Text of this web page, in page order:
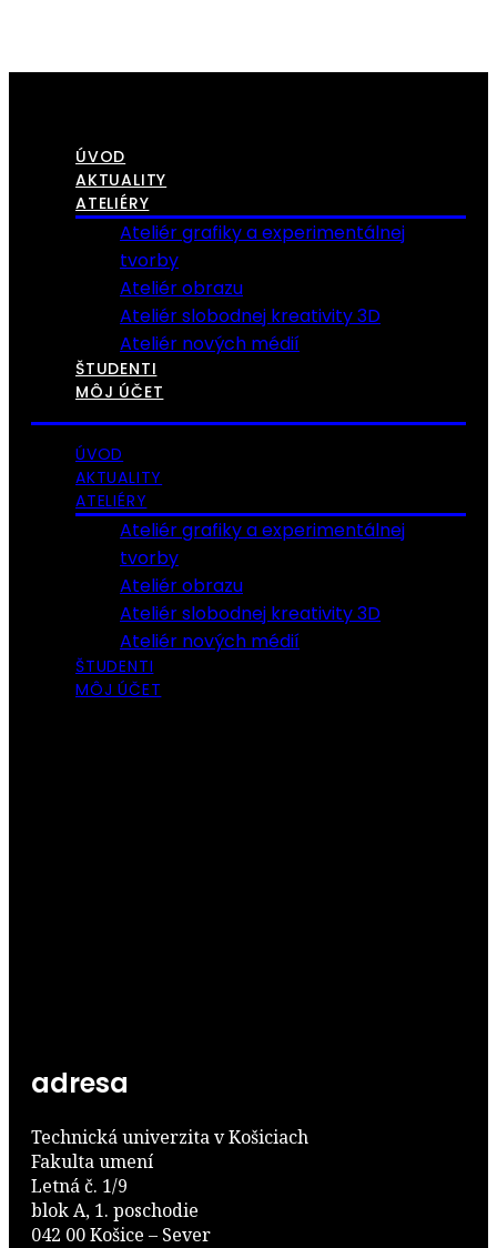
ÚVOD
AKTUALITY
ATELIÉRY
Ateliér grafiky a experimentálnej
tvorby
Ateliér obrazu
Ateliér slobodnej kreativity 3D
Ateliér nových médií
ŠTUDENTI
MÔJ ÚČET
ÚVOD
AKTUALITY
ATELIÉRY
Ateliér grafiky a experimentálnej
tvorby
Ateliér obrazu
Ateliér slobodnej kreativity 3D
Ateliér nových médií
ŠTUDENTI
MÔJ ÚČET
adresa
Technická univerzita v Košiciach
Fakulta umení
Letná č. 1/9
blok A, 1. poschodie
042 00 Košice – Sever